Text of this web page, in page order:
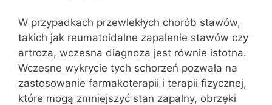
W przypadkach przewlekłych chorób stawów,
takich jak reumatoidalne zapalenie stawów czy
artroza, wczesna diagnoza jest równie istotna.
Wczesne wykrycie tych schorzeń pozwala na
zastosowanie farmakoterapii i terapii fizycznej,
które mogą zmniejszyć stan zapalny, obrzęki